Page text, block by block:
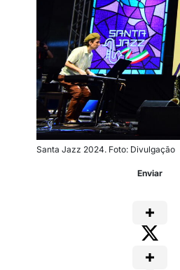
Santa Jazz 2024. Foto: Divulgação
Enviar